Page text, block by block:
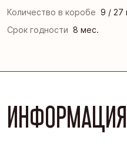
Количество в коробе 9 / 27
Срок годности 8 мес.